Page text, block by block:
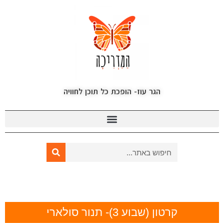
הגר עוז- הופכת כל תוכן לחוויה
קרטון (שבוע 3)- תנור סולארי